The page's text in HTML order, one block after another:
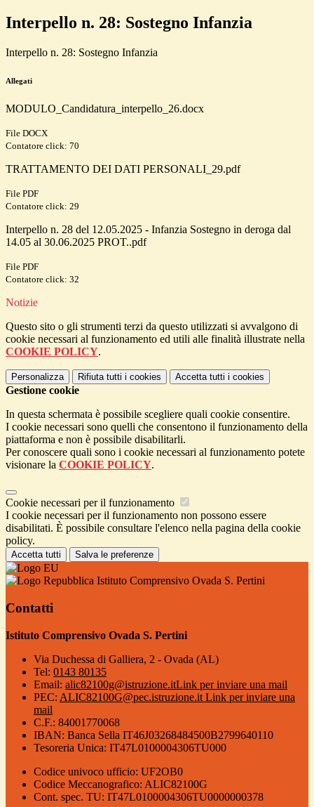
Interpello n. 28: Sostegno Infanzia
Interpello n. 28: Sostegno Infanzia
Allegati
MODULO_Candidatura_interpello_26.docx
File DOCX
Contatore click: 70
TRATTAMENTO DEI DATI PERSONALI_29.pdf
File PDF
Contatore click: 29
Interpello n. 28 del 12.05.2025 - Infanzia Sostegno in deroga dal
14.05 al 30.06.2025 PROT..pdf
File PDF
Contatore click: 32
Notizie
Questo sito o gli strumenti terzi da questo utilizzati si avvalgono di
cookie necessari al funzionamento ed utili alle finalità illustrate nella
COOKIE POLICY.
Personalizza Rifiuta tutti i cookies Accetta tutti i cookies
Gestione cookie
In questa schermata è possibile scegliere quali cookie consentire.
I cookie necessari sono quelli che consentono il funzionamento della
piattaforma e non è possibile disabilitarli.
Per conoscere quali sono i cookie necessari al funzionamento potete
visionare la COOKIE POLICY.
Cookie necessari per il funzionamento
I cookie necessari per il funzionamento non possono essere
disabilitati. È possibile consultare l'elenco nella pagina della cookie
policy.
Accetta tutti Salva le preferenze
Istituto Comprensivo Ovada S. Pertini
Contatti
Istituto Comprensivo Ovada S. Pertini
Via Duchessa di Galliera, 2 - Ovada (AL)
Tel: 0143 80135
Email: alic82100g@istruzione.itLink per inviare una mail
PEC: ALIC82100G@pec.istruzione.it Link per inviare una
mail
C.F.: 84001770068
IBAN: Banca Sella IT46J03268484500B2799640110
Tesoreria Unica: IT47L0100004306TU000
Codice univoco ufficio: UF2OB0
Codice Meccanografico: ALIC82100G
Cont. spec. TU: IT47L0100004306TU0000000378